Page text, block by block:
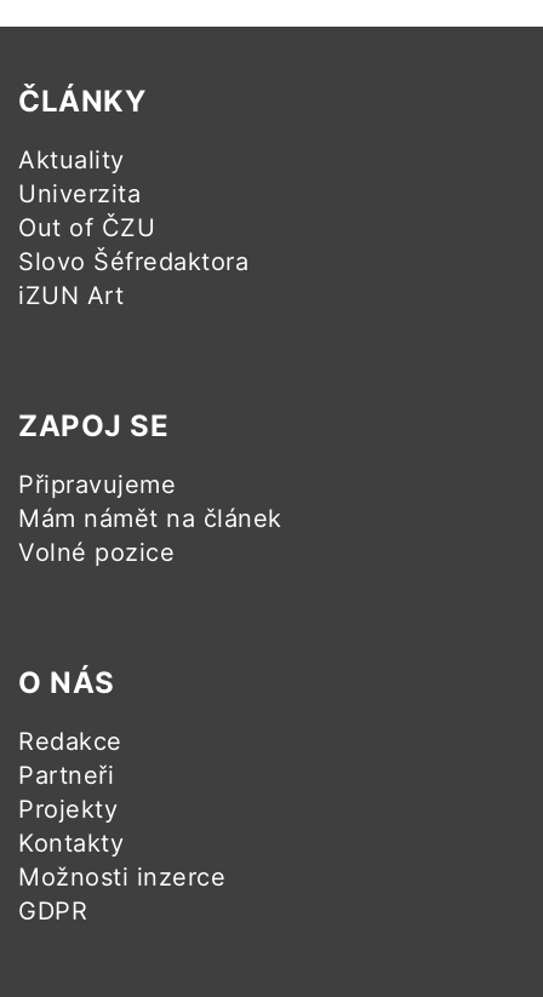
ČLÁNKY
Aktuality
Univerzita
Out of ČZU
Slovo Šéfredaktora
iZUN Art
ZAPOJ SE
Připravujeme
Mám námět na článek
Volné pozice
O NÁS
Redakce
Partneři
Projekty
Kontakty
Možnosti inzerce
GDPR